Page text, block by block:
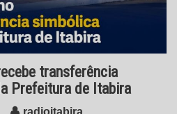
transferência
Prefeitura de Itabira
radioitabira